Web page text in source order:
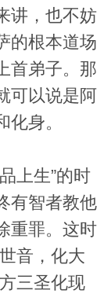
讲，也不妨
的根本道场
首弟子。那
可以说是阿
身。
上生”的时
有智者教他
重罪。这时
音，化大
三圣化现